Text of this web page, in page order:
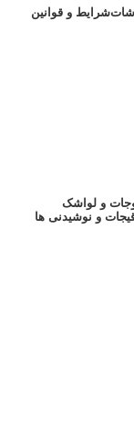
شرایط و قوانین
و لواشک
و نوشیدنی ها